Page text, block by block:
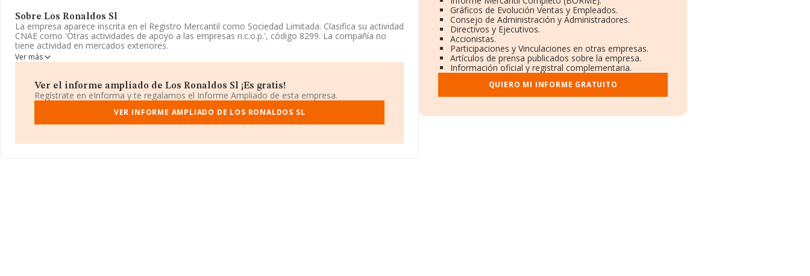
Sobre Los Ronaldos Sl
La empresa aparece inscrita en el Registro Mercantil como Sociedad Limitada. Clasifica su actividad
CNAE como 'Otras actividades de apoyo a las empresas n.c.o.p.', código 8299. La compañía no
tiene actividad en mercados exteriores.
La compañíaLos Ronaldos S.L, con número de identificación fiscal B79095188, está situada en
Con los datos a disposición de INFORMA sobre 24.816 empresas pertenecientes al sector, la
facturación en el ámbito nacional alcanza los 12.793 millones de euros y el promedio de la
facturación de ventas entre todas las compañías asciende a los 515 mil euros. En cuanto a la
información relativa a la provincia de Madrid, en la base de datos INFORMA constan 8200
información relativa a las compañías, la media de empleados es de 4. La media de antigüedad
Ver más
Ver el informe ampliado de Los Ronaldos Sl ¡Es gratis!
Regístrate en eInforma y te regalamos el Informe Ampliado de esta empresa.
VER INFORME AMPLIADO DE LOS RONALDOS SL
Gráficos de Evolución Ventas y Empleados.
Consejo de Administración y Administradores.
Directivos y Ejecutivos.
Accionistas.
Participaciones y Vinculaciones en otras empresas.
Artículos de prensa publicados sobre la empresa.
Información oficial y registral complementaria.
QUIERO MI INFORME GRATUITO